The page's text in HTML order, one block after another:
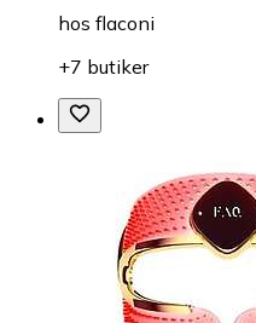
hos flaconi
+7 butiker